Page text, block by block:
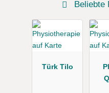
Beliebte
Türk Tilo